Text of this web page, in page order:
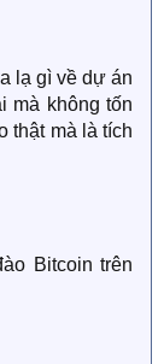
lạ gì về dự án
mà không tốn
thật mà là tích
Bitcoin trên